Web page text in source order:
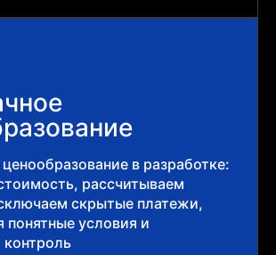
в разработке:
рассчитываем
скрытые платежи,
понятные условия и